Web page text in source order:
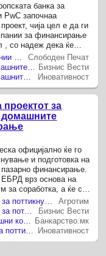
банка за
PwC започнаа
чија цел е да ги
за финансирање
, со надеж дека ќе
јавни понуди (IPO)
Слободен Печат
Бизнис Вести
Иновативност
проектот за
домашните
официјално ќе го
и подготовка на
финансирање.
врз основа на
за соработка, а ќе се
Македонија и
Македонската берза го почнува проектот за поттикнување и подготовка на домашните компании за пазарно финансирање
Агротим
Македонската берза го почнува проектот за поттикнување и подготовка на домашните компании за пазарно финансирање
Бизнис Вести
Македонската берза ќе подготвува домашни компании за финансирање преку акции и обврзници Банкарство.мк
Македонската берза стартува проектот за поттикнување и подготовка на домашните компании за пазарно финансирање
Иновативност